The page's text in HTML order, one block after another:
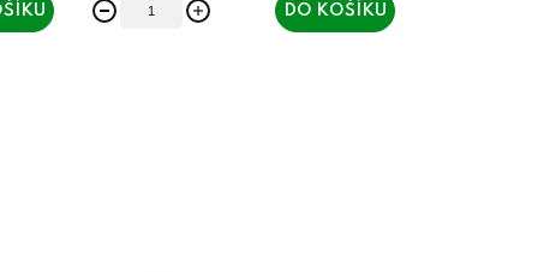
DO KOŠÍKU